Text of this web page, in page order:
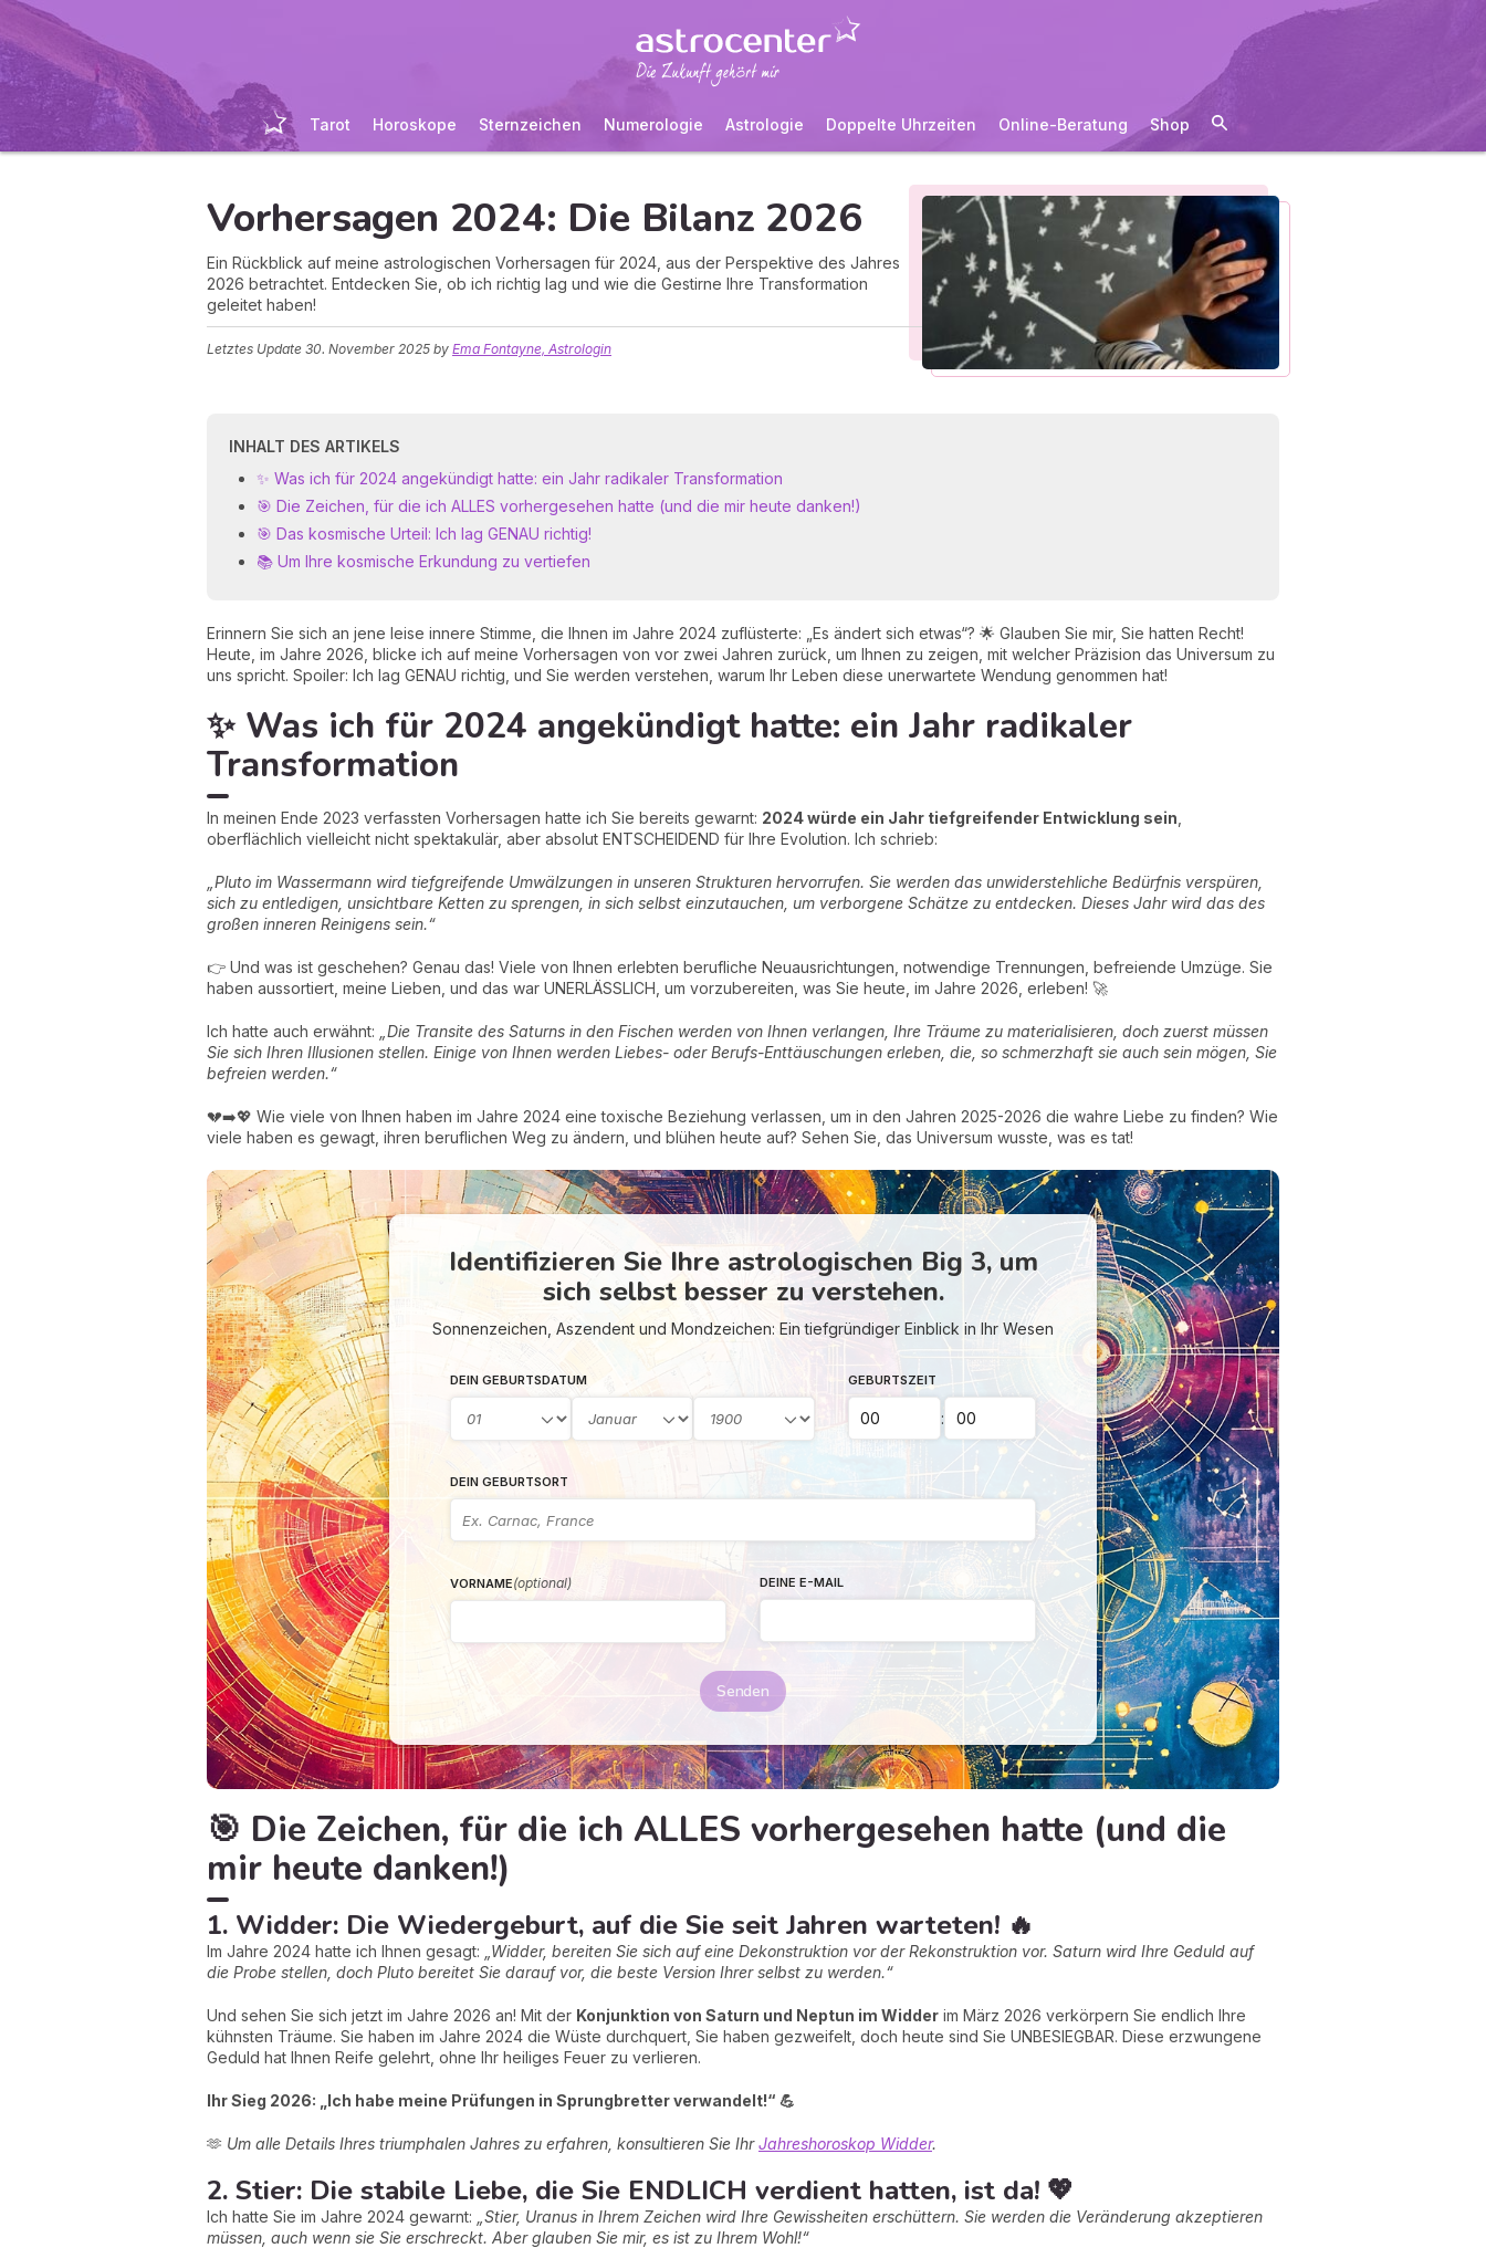
Tarot Horoskope Sternzeichen Numerologie Astrologie Doppelte Uhrzeiten Online-Beratung Shop
Vorhersagen 2024: Die Bilanz 2026
Ein Rückblick auf meine astrologischen Vorhersagen für 2024, aus der Perspektive des Jahres
2026 betrachtet. Entdecken Sie, ob ich richtig lag und wie die Gestirne Ihre Transformation
geleitet haben!
Letztes Update 30. November 2025 by Ema Fontayne, Astrologin
INHALT DES ARTIKELS
✨ Was ich für 2024 angekündigt hatte: ein Jahr radikaler Transformation
🎯 Die Zeichen, für die ich ALLES vorhergesehen hatte (und die mir heute danken!)
🎯 Das kosmische Urteil: Ich lag GENAU richtig!
📚 Um Ihre kosmische Erkundung zu vertiefen
Erinnern Sie sich an jene leise innere Stimme, die Ihnen im Jahre 2024 zuflüsterte: „Es ändert sich etwas“? 🌟 Glauben Sie mir, Sie hatten Recht!
Heute, im Jahre 2026, blicke ich auf meine Vorhersagen von vor zwei Jahren zurück, um Ihnen zu zeigen, mit welcher Präzision das Universum zu
uns spricht. Spoiler: Ich lag GENAU richtig, und Sie werden verstehen, warum Ihr Leben diese unerwartete Wendung genommen hat!
✨ Was ich für 2024 angekündigt hatte: ein Jahr radikaler
Transformation
In meinen Ende 2023 verfassten Vorhersagen hatte ich Sie bereits gewarnt: 2024 würde ein Jahr tiefgreifender Entwicklung sein
oberflächlich vielleicht nicht spektakulär, aber absolut ENTSCHEIDEND für Ihre Evolution. Ich schrieb:
„Pluto im Wassermann wird tiefgreifende Umwälzungen in unseren Strukturen hervorrufen. Sie werden das unwiderstehliche Bedürfnis verspüren,
sich zu entledigen, unsichtbare Ketten zu sprengen, in sich selbst einzutauchen, um verborgene Schätze zu entdecken. Dieses Jahr wird das des
großen inneren Reinigens sein.“
👉 Und was ist geschehen? Genau das! Viele von Ihnen erlebten berufliche Neuausrichtungen, notwendige Trennungen, befreiende Umzüge. Sie
haben aussortiert, meine Lieben, und das war UNERLÄSSLICH, um vorzubereiten, was Sie heute, im Jahre 2026, erleben! 🚀
Ich hatte auch erwähnt:
„Die Transite des Saturns in den Fischen werden von Ihnen verlangen, Ihre Träume zu materialisieren, doch zuerst müssen
Sie sich Ihren Illusionen stellen. Einige von Ihnen werden Liebes- oder Berufs-Enttäuschungen erleben, die, so schmerzhaft sie auch sein mögen, Sie
befreien werden.“
💔➡️💖 Wie viele von Ihnen haben im Jahre 2024 eine toxische Beziehung verlassen, um in den Jahren 2025-2026 die wahre Liebe zu finden? Wie
viele haben es gewagt, ihren beruflichen Weg zu ändern, und blühen heute auf? Sehen Sie, das Universum wusste, was es tat!
Identifizieren Sie Ihre astrologischen Big 3, um
sich selbst besser zu verstehen.
Sonnenzeichen, Aszendent und Mondzeichen: Ein tiefgründiger Einblick in Ihr Wesen
DEIN GEBURTSDATUM GEBURTSZEIT
:
DEIN GEBURTSORT
VORNAME(optional) DEINE E-MAIL
Senden
🎯 Die Zeichen, für die ich ALLES vorhergesehen hatte (und die
mir heute danken!)
1. Widder: Die Wiedergeburt, auf die Sie seit Jahren warteten! 🔥
Im Jahre 2024 hatte ich Ihnen gesagt:
„Widder, bereiten Sie sich auf eine Dekonstruktion vor der Rekonstruktion vor. Saturn wird Ihre Geduld auf
die Probe stellen, doch Pluto bereitet Sie darauf vor, die beste Version Ihrer selbst zu werden.“
Und sehen Sie sich jetzt im Jahre 2026 an! Mit der Konjunktion von Saturn und Neptun im Widder im März 2026 verkörpern Sie endlich Ihre
kühnsten Träume. Sie haben im Jahre 2024 die Wüste durchquert, Sie haben gezweifelt, doch heute sind Sie UNBESIEGBAR. Diese erzwungene
Geduld hat Ihnen Reife gelehrt, ohne Ihr heiliges Feuer zu verlieren.
Ihr Sieg 2026: „Ich habe meine Prüfungen in Sprungbretter verwandelt!“ 💪
🫶 Um alle Details Ihres triumphalen Jahres zu erfahren, konsultieren Sie IhrJahreshoroskop Widder.
2. Stier: Die stabile Liebe, die Sie ENDLICH verdient hatten, ist da! 💖
Ich hatte Sie im Jahre 2024 gewarnt:
„Stier, Uranus in Ihrem Zeichen wird Ihre Gewissheiten erschüttern. Sie werden die Veränderung akzeptieren
müssen, auch wenn sie Sie erschreckt. Aber glauben Sie mir, es ist zu Ihrem Wohl!“